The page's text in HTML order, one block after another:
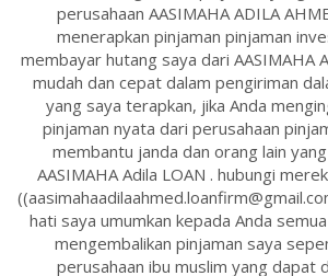
perusahaan AASIMAHA ADILA
menerapkan pinjaman pinjaman
membayar hutang saya dari AASIMAHA
mudah dan cepat dalam pengiriman
yang saya terapkan, jika Anda
pinjaman nyata dari perusahaan
membantu janda dan orang lain
AASIMAHA Adila LOAN . hubungi
hati saya umumkan kepada Anda
mengembalikan pinjaman saya
perusahaan ibu muslim yang dapat